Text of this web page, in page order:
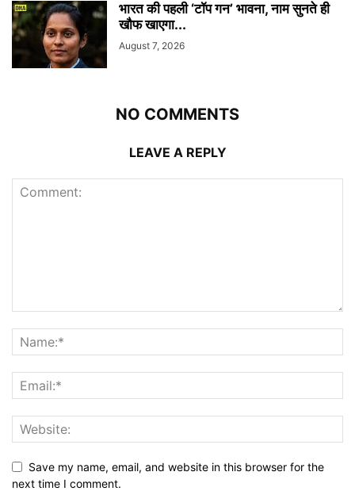
भारत की पहली ‘टॉप गन’ भावना, नाम सुनते ही
खौफ खाएगा...
August 7, 2026
NO COMMENTS
LEAVE A REPLY
Save my name, email, and website in this browser for the
next time I comment.